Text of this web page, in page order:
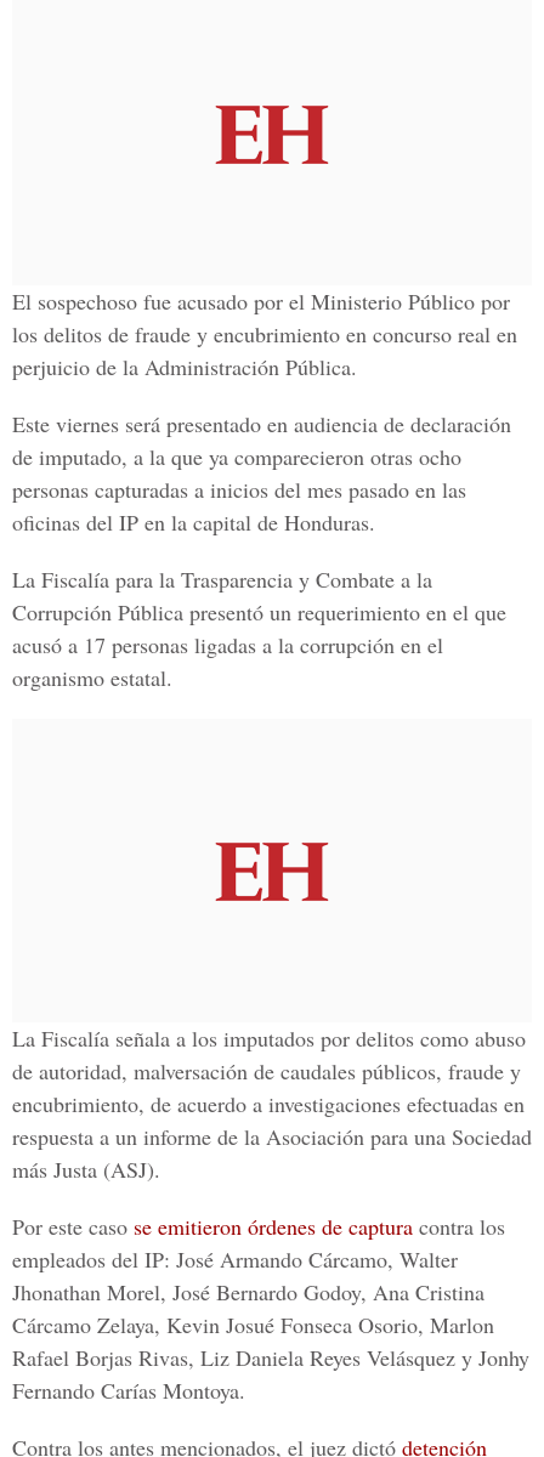
El sospechoso fue acusado por el Ministerio Público por
los delitos de fraude y encubrimiento en concurso real en
perjuicio de la Administración Pública.
Este viernes será presentado en audiencia de declaración
de imputado, a la que ya comparecieron otras ocho
personas capturadas a inicios del mes pasado en las
oficinas del IP en la capital de Honduras.
La Fiscalía para la Trasparencia y Combate a la
Corrupción Pública presentó un requerimiento en el que
acusó a 17 personas ligadas a la corrupción en el
organismo estatal.
La Fiscalía señala a los imputados por delitos como abuso
de autoridad, malversación de caudales públicos, fraude y
encubrimiento, de acuerdo a investigaciones efectuadas en
respuesta a un informe de la Asociación para una Sociedad
más Justa (ASJ).
Por este caso se emitieron órdenes de captura contra los
empleados del IP: José Armando Cárcamo, Walter
Jhonathan Morel, José Bernardo Godoy, Ana Cristina
Cárcamo Zelaya, Kevin Josué Fonseca Osorio, Marlon
Rafael Borjas Rivas, Liz Daniela Reyes Velásquez y Jonhy
Fernando Carías Montoya.
Contra los antes mencionados, el juez dictó detención